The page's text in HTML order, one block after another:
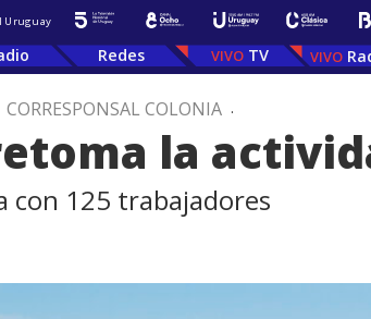
Uruguay
Redes TV
CORRESPONSAL COLONIA .
la
con 125 trabajadores